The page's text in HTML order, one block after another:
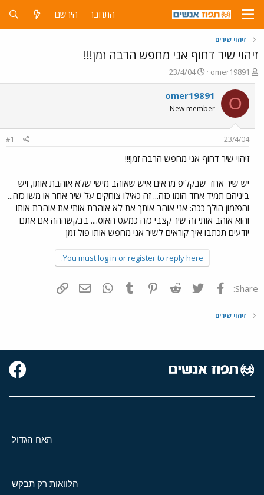
התחבר הירשם
זיהוי שירים
זיהוי שיר דחוף אני מחפש הרבה זמן!!!
פ
ו
ת
ח
ה
ש
א
omer19891
פ
ו
ר
ם
ר
23/4/04
O
omer19891
New member
23/4/04
#1
זיהוי שיר דחוף אני מחפש הרבה זמן!!!
יש שיר אחד שבקליפ מראים איש שאוהב מישי שלא אוהבת אותו, ויש
ביניהם תמיד אחד הומו כזה... זה כאילו צוחקים על שיר אחר או משו כזה...
והפזמון הולך ככה: אני אוהב אותך את לא אוהבת אותי את אוהבת אותו
והוא אוהב אותי זה שיר קצבי כזה כמעט האוס.... בבקשההה אם אתם
יודעים תכתבו איך קוראים לשיר אני מחפש אותו פול זמן
You must log in or register to reply here.
Share: פייסבוק Twitter
Reddit
Pinterest
Tumblr
WhatsAppדואר אלקטרוני
זיהוי שירים
האח הגדול
הלוואות רק תבקש